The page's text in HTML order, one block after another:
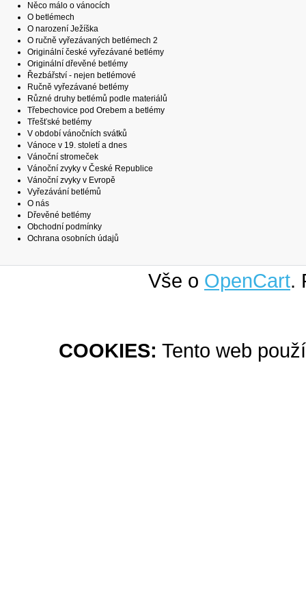
Něco málo o vánocích
O betlémech
O narození Ježíška
O ručně vyřezávaných betlémech 2
Originální české vyřezávané betlémy
Originální dřevěné betlémy
Řezbářství - nejen betlémové
Ručně vyřezávané betlémy
Různé druhy betlémů podle materiálů
Třebechovice pod Orebem a betlémy
Třešťské betlémy
V období vánočních svátků
Vánoce v 19. století a dnes
Vánoční stromeček
Vánoční zvyky v České Republice
Vánoční zvyky v Evropě
Vyřezávání betlémů
O nás
Dřevěné betlémy
Obchodní podmínky
Ochrana osobních údajů
Vše o OpenCart.
COOKIES: Tento web